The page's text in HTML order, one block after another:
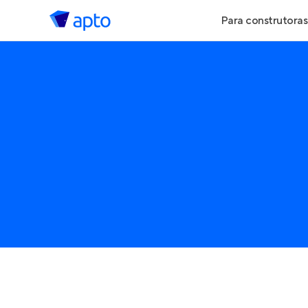
Para construtoras
Geração de
Maiores
Anunciar